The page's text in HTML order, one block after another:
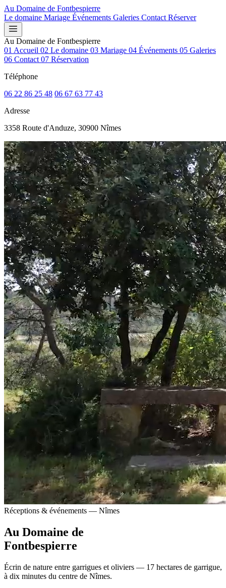
Au Domaine de Fontbespierre
Le domaine Mariage Événements Galeries Contact Réserver
Au Domaine de Fontbespierre
01 Accueil 02 Le domaine 03 Mariage 04 Événements 05 Galeries
06 Contact 07 Réservation
Téléphone
06 22 86 25 48 06 67 63 77 43
Adresse
3358 Route d'Anduze, 30900 Nîmes
Réceptions & événements — Nîmes
Au Domaine de
Fontbespierre
Écrin de nature entre garrigues et oliviers — 17 hectares de garrigue,
à dix minutes du centre de Nîmes.